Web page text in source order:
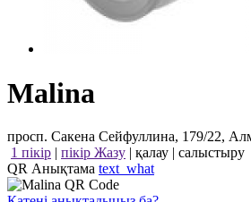
Malina
просп. Сакена Сейфуллина, 179/22,
1 пікір | пікір Жазу | қалау | салыстыру
QR Анықтама text_what